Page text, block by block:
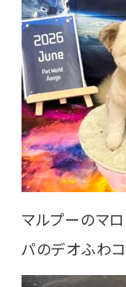
マルプーのマロ
パのデオふわ